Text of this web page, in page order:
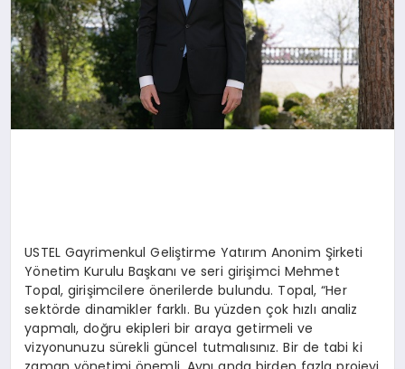
USTEL Gayrimenkul Geliştirme Yatırım Anonim Şirketi
Yönetim Kurulu Başkanı ve seri girişimci Mehmet
Topal, girişimcilere önerilerde bulundu. Topal, “Her
sektörde dinamikler farklı. Bu yüzden çok hızlı analiz
yapmalı, doğru ekipleri bir araya getirmeli ve
vizyonunuzu sürekli güncel tutmalısınız. Bir de tabi ki